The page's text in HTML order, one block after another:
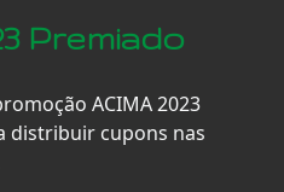
Premiado
ACIMA 2023
distribuir cupons nas